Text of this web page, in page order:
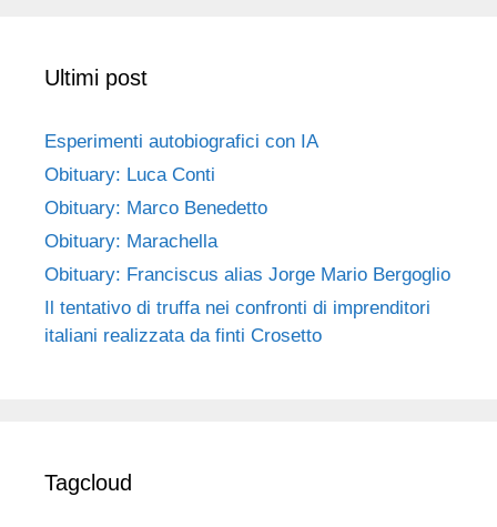
Ultimi post
Esperimenti autobiografici con IA
Obituary: Luca Conti
Obituary: Marco Benedetto
Obituary: Marachella
Obituary: Franciscus alias Jorge Mario Bergoglio
Il tentativo di truffa nei confronti di imprenditori
italiani realizzata da finti Crosetto
Tagcloud